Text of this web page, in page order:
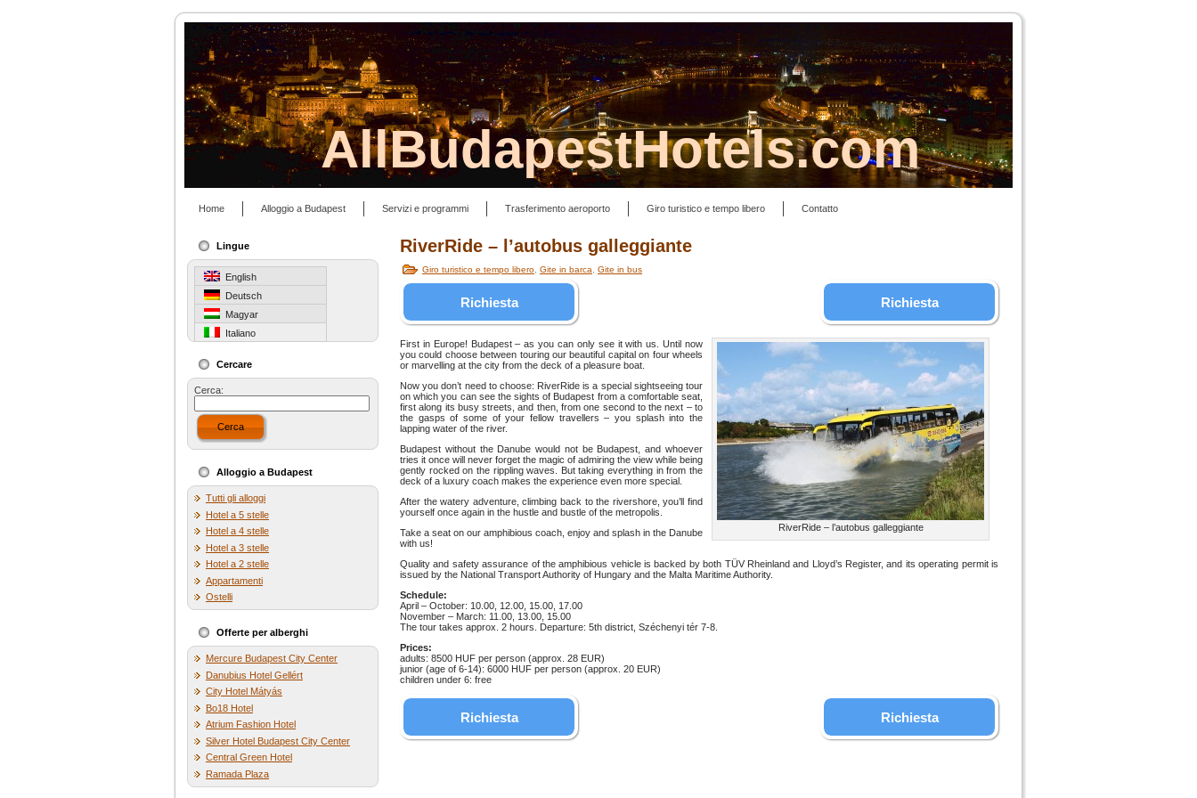
AllBudapestHotels.com
Home Alloggio a Budapest Servizi e programmi Trasferimento aeroporto Giro turistico e tempo libero Contatto
Lingue
English
Deutsch
Magyar
Italiano
Cercare
Cerca:
Cerca
Alloggio a Budapest
Tutti gli alloggi
Hotel a 5 stelle
Hotel a 4 stelle
Hotel a 3 stelle
Hotel a 2 stelle
Appartamenti
Ostelli
Offerte per alberghi
Mercure Budapest City Center
Danubius Hotel Gellért
City Hotel Mátyás
Bo18 Hotel
Atrium Fashion Hotel
Silver Hotel Budapest City Center
Central Green Hotel
Ramada Plaza
RiverRide – l’autobus galleggiante
Giro turistico e tempo libero Gite in barca Gite in bus
Richiesta Richiesta
RiverRide – l’autobus galleggiante
First in Europe! Budapest – as you can only see it with us. Until now
you could choose between touring our beautiful capital on four wheels
or marvelling at the city from the deck of a pleasure boat.
Now you don’t need to choose: RiverRide is a special sightseeing tour
on which you can see the sights of Budapest from a comfortable seat,
first along its busy streets, and then, from one second to the next – to
the gasps of some of your fellow travellers – you splash into the
lapping water of the river.
Budapest without the Danube would not be Budapest, and whoever
tries it once will never forget the magic of admiring the view while being
gently rocked on the rippling waves. But taking everything in from the
deck of a luxury coach makes the experience even more special.
After the watery adventure, climbing back to the rivershore, you’ll find
yourself once again in the hustle and bustle of the metropolis.
Take a seat on our amphibious coach, enjoy and splash in the Danube
with us!
Quality and safety assurance of the amphibious vehicle is backed by both TÜV Rheinland and Lloyd’s Register, and its operating permit is
issued by the National Transport Authority of Hungary and the Malta Maritime Authority.
Schedule:
April – October: 10.00, 12.00, 15.00, 17.00
November – March: 11.00, 13.00, 15.00
The tour takes approx. 2 hours. Departure: 5th district, Széchenyi tér 7-8.
Prices:
adults: 8500 HUF per person (approx. 28 EUR)
junior (age of 6-14): 6000 HUF per person (approx. 20 EUR)
children under 6: free
Richiesta Richiesta